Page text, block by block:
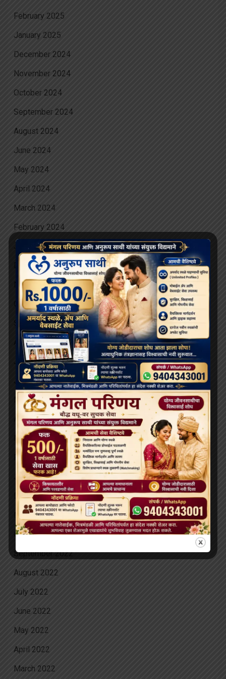
February 2025
January 2025
December 2024
November 2024
October 2024
September 2024
August 2024
June 2024
May 2024
April 2024
March 2024
February 2024
January 2024
December 2023
November 2023
October 2023
September 2023
August 2023
July 2023
June 2023
May 2023
April 2023
March 2023
February 2023
January 2023
December 2022
November 2022
October 2022
September 2022
August 2022
July 2022
June 2022
May 2022
April 2022
March 2022